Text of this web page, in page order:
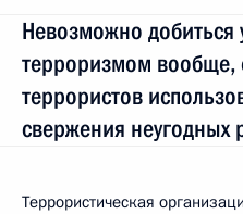
Невозможно добиться
терроризмом вообще,
террористов
свержения неугодных
Террористическая